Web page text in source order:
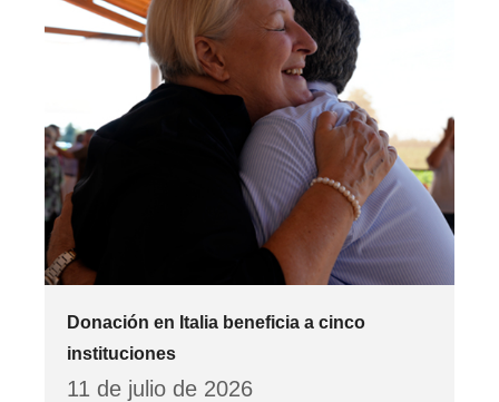
Donación en Italia beneficia a cinco
instituciones
11 de julio de 2026